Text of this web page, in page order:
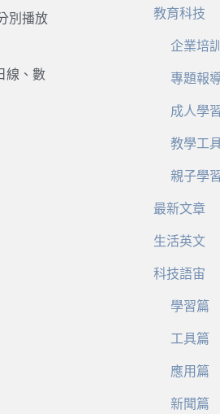
別播放
線、數
教育科技
企業培
專題報
成人學
教學工
親子學
最新文章
生活英文
科技語宙
學習篇
工具篇
應用篇
新聞篇